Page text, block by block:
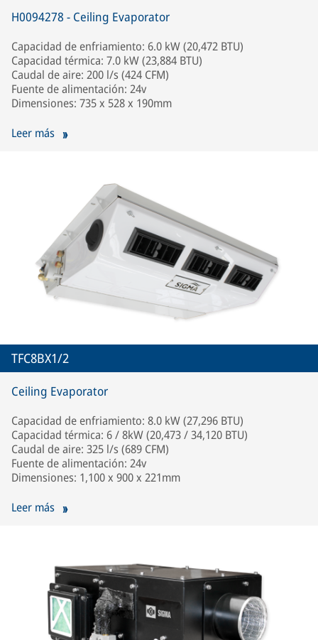
H0094278 - Ceiling Evaporator
Capacidad de enfriamiento: 6.0 kW (20,472 BTU)
Capacidad térmica: 7.0 kW (23,884 BTU)
Caudal de aire: 200 l/s (424 CFM)
Fuente de alimentación: 24v
Dimensiones: 735 x 528 x 190mm
Leer más
TFC8BX1/2
Ceiling Evaporator
Capacidad de enfriamiento: 8.0 kW (27,296 BTU)
Capacidad térmica: 6 / 8kW (20,473 / 34,120 BTU)
Caudal de aire: 325 l/s (689 CFM)
Fuente de alimentación: 24v
Dimensiones: 1,100 x 900 x 221mm
Leer más